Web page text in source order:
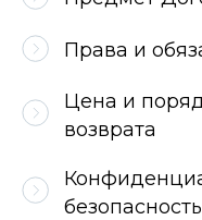
Права и
Цена и
возврата
безопасность